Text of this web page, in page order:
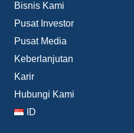
Bisnis Kami
Pusat Investor
Pusat Media
Keberlanjutan
Karir
Hubungi Kami
ID